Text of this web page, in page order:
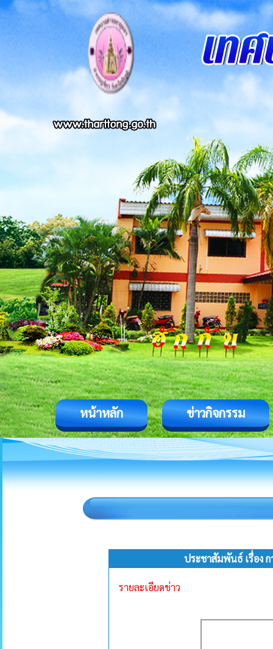
หน้าหลัก ข่าวกิจกรรม
ประชาสัมพันธ์ เรื่อง
รายละเอียดข่าว